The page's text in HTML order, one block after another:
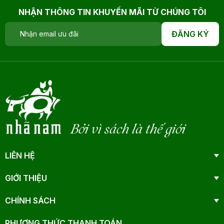
NHẬN THÔNG TIN KHUYẾN MÃI TỪ CHÚNG TÔI
ĐĂNG KÝ
Bởi vì sách là thế giới
LIÊN HỆ
GIỚI THIỆU
CHÍNH SÁCH